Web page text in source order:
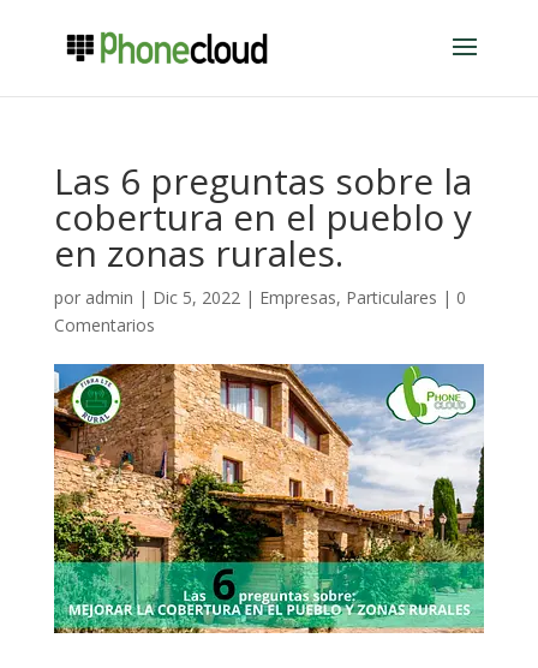
Las 6 preguntas sobre la
cobertura en el pueblo y
en zonas rurales.
por admin | Dic 5, 2022| Empresas, Particulares | 0
Comentarios